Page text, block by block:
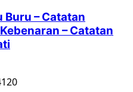
Buru – Catatan
– Catatan